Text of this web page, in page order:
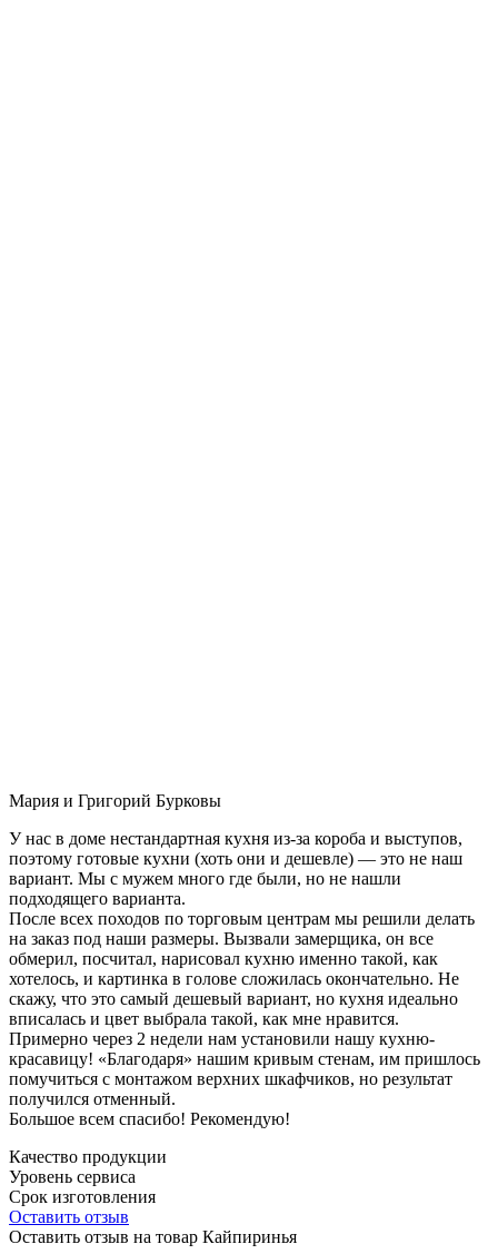
Мария и Григорий Бурковы
У нас в доме нестандартная кухня из-за короба и выступов,
поэтому готовые кухни (хоть они и дешевле) — это не наш
вариант. Мы с мужем много где были, но не нашли
подходящего варианта.
После всех походов по торговым центрам мы решили делать
на заказ под наши размеры. Вызвали замерщика, он все
обмерил, посчитал, нарисовал кухню именно такой, как
хотелось, и картинка в голове сложилась окончательно. Не
скажу, что это самый дешевый вариант, но кухня идеально
вписалась и цвет выбрала такой, как мне нравится.
Примерно через 2 недели нам установили нашу кухню-
красавицу! «Благодаря» нашим кривым стенам, им пришлось
помучиться с монтажом верхних шкафчиков, но результат
получился отменный.
Большое всем спасибо! Рекомендую!
Качество продукции
Уровень сервиса
Срок изготовления
Оставить отзыв
Оставить отзыв на товар Кайпиринья